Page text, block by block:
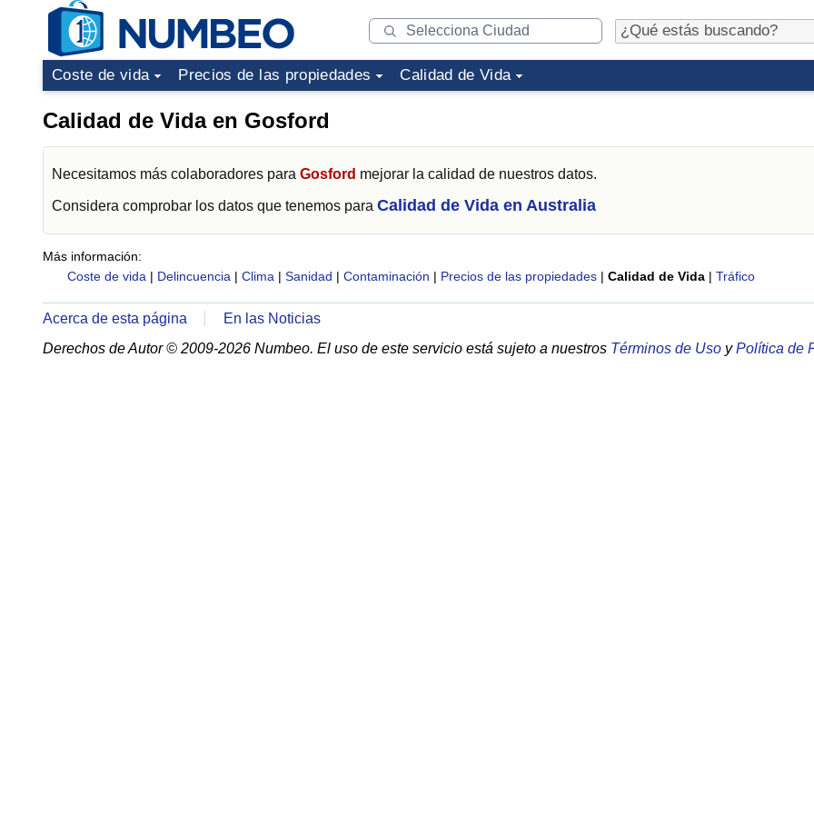
Coste de vida Precios de las propiedades Calidad de Vida
Calidad de Vida en Gosford
Necesitamos más colaboradores para Gosford mejorar la calidad de nuestros datos.
Considera comprobar los datos que tenemos para Calidad de Vida en Australia
Más información:
Coste de vida | Delincuencia | Clima | Sanidad | Contaminación | Precios de las propiedades | Calidad de Vida | Tráfico
Acerca de esta página
En las Noticias
Derechos de Autor © 2009-2026 Numbeo. El uso de este servicio está sujeto a nuestros Términos de Uso yPolítica de